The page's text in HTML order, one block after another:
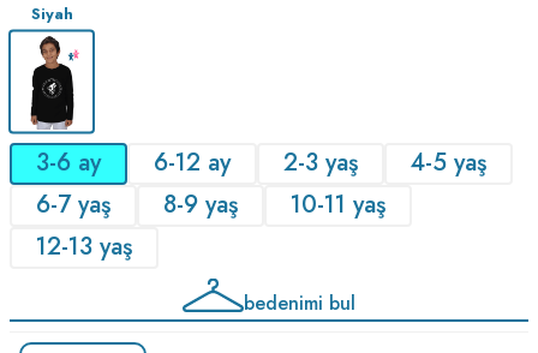
Siyah
3-6 ay 6-12 ay 2-3 yaş
4-5 yaş
6-7 yaş
8-9 yaş
10-11 yaş
12-13 yaş
bedenimi bul